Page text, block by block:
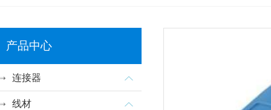
产品中心
连接器
线材